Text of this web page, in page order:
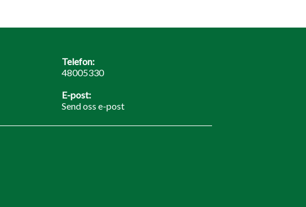
Telefon:
48005330
E-post:
Send oss e-post